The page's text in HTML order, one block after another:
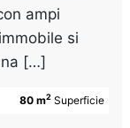
ampi
si
[…]
80 m2 Superficie